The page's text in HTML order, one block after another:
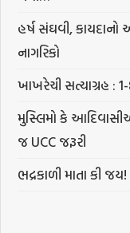
હર્ષ સંઘવી, કાયદાનો
નાગરિકો
ખાખરેચી સત્યાગ્રહ :
મુસ્લિમો કે
જ UCC જરૂરી
ભદ્રકાળી માતા કી જય!